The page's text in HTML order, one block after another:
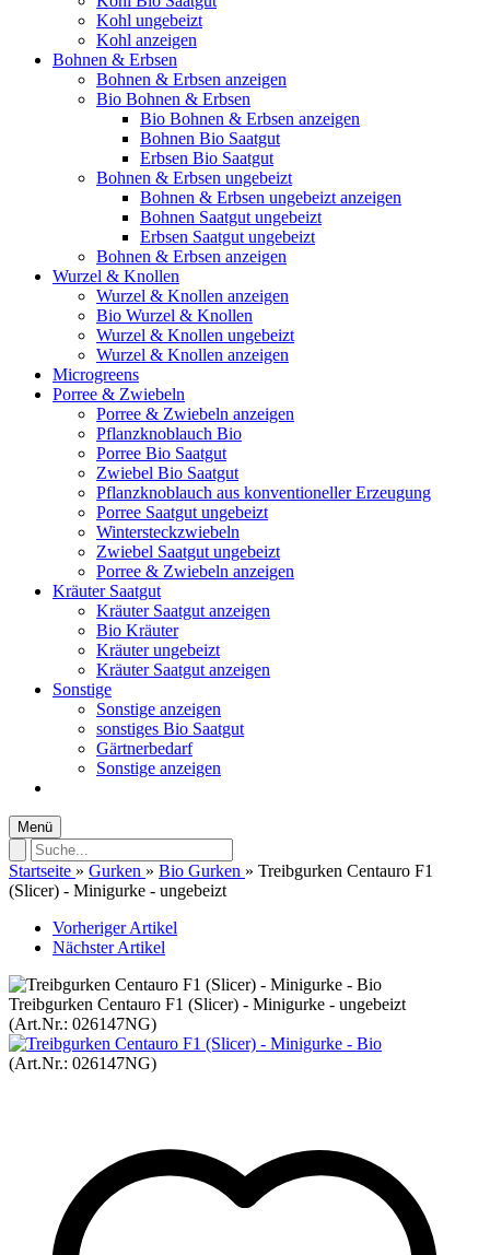
Kohl ungebeizt
Kohl anzeigen
Bohnen & Erbsen
Bohnen & Erbsen anzeigen
Bio Bohnen & Erbsen
Bio Bohnen & Erbsen anzeigen
Bohnen Bio Saatgut
Erbsen Bio Saatgut
Bohnen & Erbsen ungebeizt
Bohnen & Erbsen ungebeizt anzeigen
Bohnen Saatgut ungebeizt
Erbsen Saatgut ungebeizt
Bohnen & Erbsen anzeigen
Wurzel & Knollen
Wurzel & Knollen anzeigen
Bio Wurzel & Knollen
Wurzel & Knollen ungebeizt
Wurzel & Knollen anzeigen
Microgreens
Porree & Zwiebeln
Porree & Zwiebeln anzeigen
Pflanzknoblauch Bio
Porree Bio Saatgut
Zwiebel Bio Saatgut
Pflanzknoblauch aus konventioneller Erzeugung
Porree Saatgut ungebeizt
Wintersteckzwiebeln
Zwiebel Saatgut ungebeizt
Porree & Zwiebeln anzeigen
Kräuter Saatgut
Kräuter Saatgut anzeigen
Bio Kräuter
Kräuter ungebeizt
Kräuter Saatgut anzeigen
Sonstige
Sonstige anzeigen
sonstiges Bio Saatgut
Gärtnerbedarf
Sonstige anzeigen
Menü
Startseite » Gurken » Bio Gurken » Treibgurken Centauro F1
(Slicer) - Minigurke - ungebeizt
Vorheriger Artikel
Nächster Artikel
Treibgurken Centauro F1 (Slicer) - Minigurke - ungebeizt
(Art.Nr.: 026147NG)
(Art.Nr.: 026147NG)